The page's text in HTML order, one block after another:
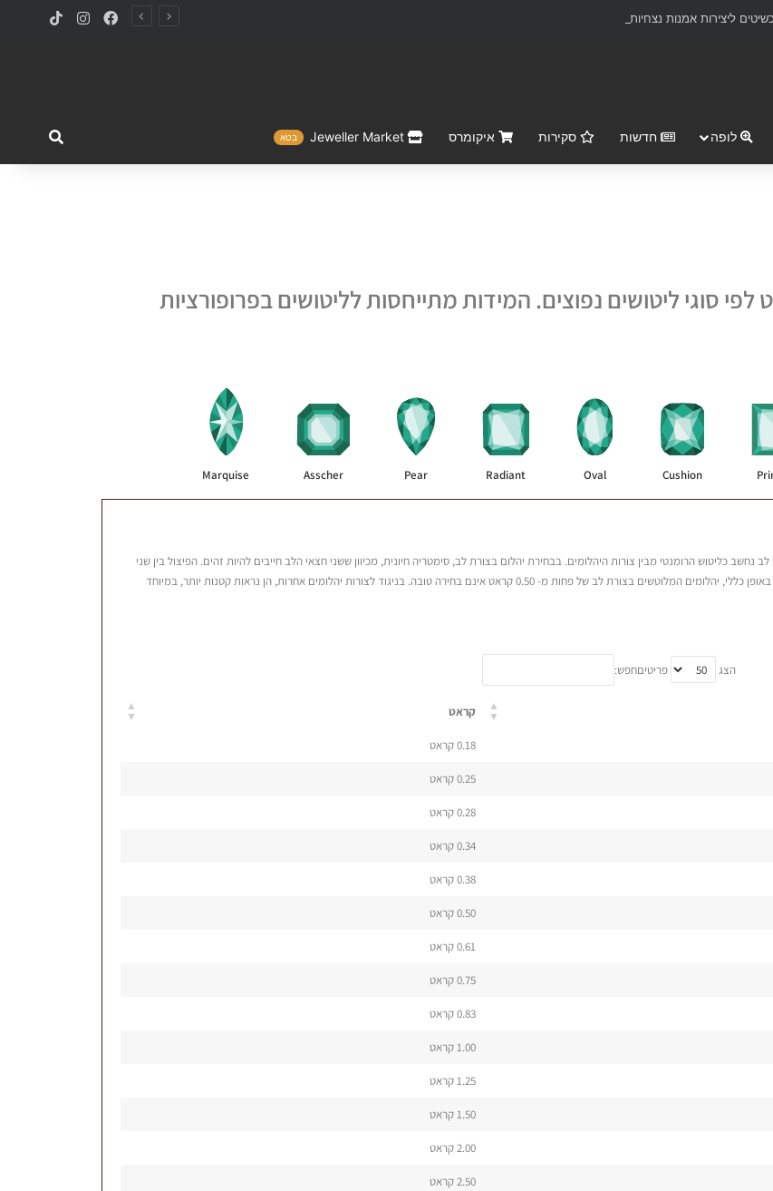
ליצירות אמנות נצחיות
לופה חדשות סקירות איקומרס Jeweller Market בטא
סוגי ליטושים נפוצים. המידות מתייחסות לליטושים בפרופורציות
Cushion
Oval
Radiant
Pear
Asscher
Marquise
כליטוש הרומנטי מבין צורות היהלומים. בבחירת יהלום בצורת לב, סימטריה חיונית, מכיוון ששני חצאי הלב חייבים להיות זהים. הפיצול בין שני
הצדדים צריך להיות ברור וחד, והכנפיים צריכות להיות בעלות צורה מעגולת. באופן כללי, יהלומים המלוטשים בצורת לב של פחות מ- 0.50 קראט אינם בחירה טובה. בניגוד לצורות יהלומים אחרות, הן נראות קטנות יותר, במיוחד
הצג פריטיםחפש:
קראט
0.18 קראט
0.25 קראט
0.28 קראט
0.34 קראט
0.38 קראט
0.50 קראט
0.61 קראט
0.75 קראט
0.83 קראט
1.00 קראט
1.25 קראט
1.50 קראט
2.00 קראט
2.50 קראט